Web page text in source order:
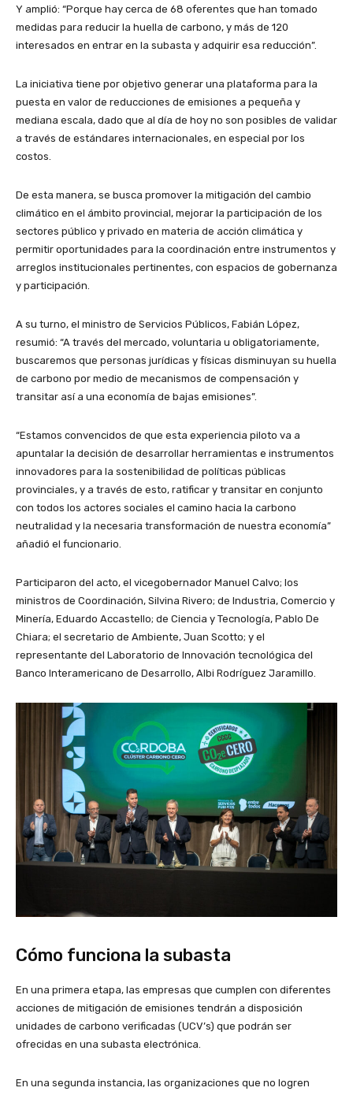
Y amplió: “Porque hay cerca de 68 oferentes que han tomado
medidas para reducir la huella de carbono, y más de 120
interesados en entrar en la subasta y adquirir esa reducción”.
La iniciativa tiene por objetivo generar una plataforma para la
puesta en valor de reducciones de emisiones a pequeña y
mediana escala, dado que al día de hoy no son posibles de validar
a través de estándares internacionales, en especial por los
costos.
De esta manera, se busca promover la mitigación del cambio
climático en el ámbito provincial, mejorar la participación de los
sectores público y privado en materia de acción climática y
permitir oportunidades para la coordinación entre instrumentos y
arreglos institucionales pertinentes, con espacios de gobernanza
y participación.
A su turno, el ministro de Servicios Públicos, Fabián López,
resumió: “A través del mercado, voluntaria u obligatoriamente,
buscaremos que personas jurídicas y físicas disminuyan su huella
de carbono por medio de mecanismos de compensación y
transitar así a una economía de bajas emisiones”.
“Estamos convencidos de que esta experiencia piloto va a
apuntalar la decisión de desarrollar herramientas e instrumentos
innovadores para la sostenibilidad de políticas públicas
provinciales, y a través de esto, ratificar y transitar en conjunto
con todos los actores sociales el camino hacia la carbono
neutralidad y la necesaria transformación de nuestra economía”
añadió el funcionario.
Participaron del acto, el vicegobernador Manuel Calvo; los
ministros de Coordinación, Silvina Rivero; de Industria, Comercio y
Minería, Eduardo Accastello; de Ciencia y Tecnología, Pablo De
Chiara; el secretario de Ambiente, Juan Scotto; y el
representante del Laboratorio de Innovación tecnológica del
Banco Interamericano de Desarrollo, Albi Rodríguez Jaramillo.
Cómo funciona la subasta
En una primera etapa, las empresas que cumplen con diferentes
acciones de mitigación de emisiones tendrán a disposición
unidades de carbono verificadas (UCV’s) que podrán ser
ofrecidas en una subasta electrónica.
En una segunda instancia, las organizaciones que no logren